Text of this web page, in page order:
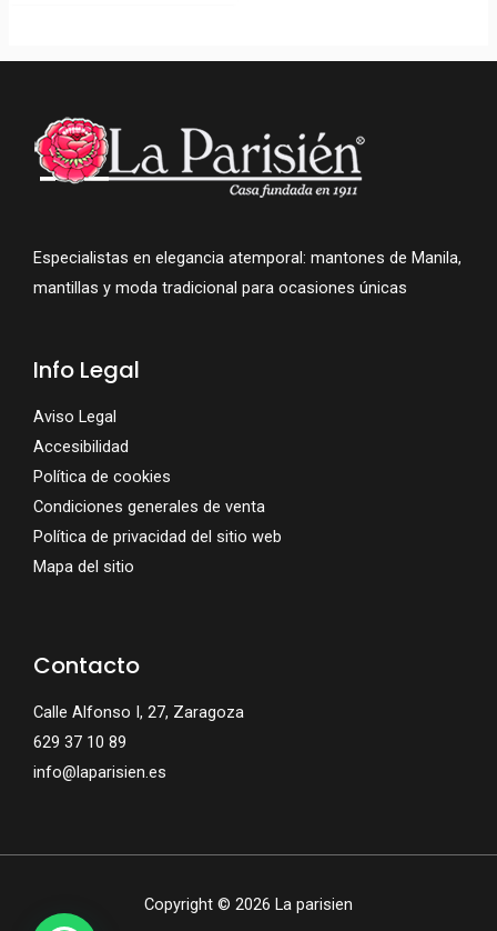
Especialistas en elegancia atemporal: mantones de Manila,
mantillas y moda tradicional para ocasiones únicas
Info Legal
Aviso Legal
Accesibilidad
Política de cookies
Condiciones generales de venta
Política de privacidad del sitio web
Mapa del sitio
Contacto
Calle Alfonso I, 27, Zaragoza
629 37 10 89
info@laparisien.es
Copyright © 2026 La parisien